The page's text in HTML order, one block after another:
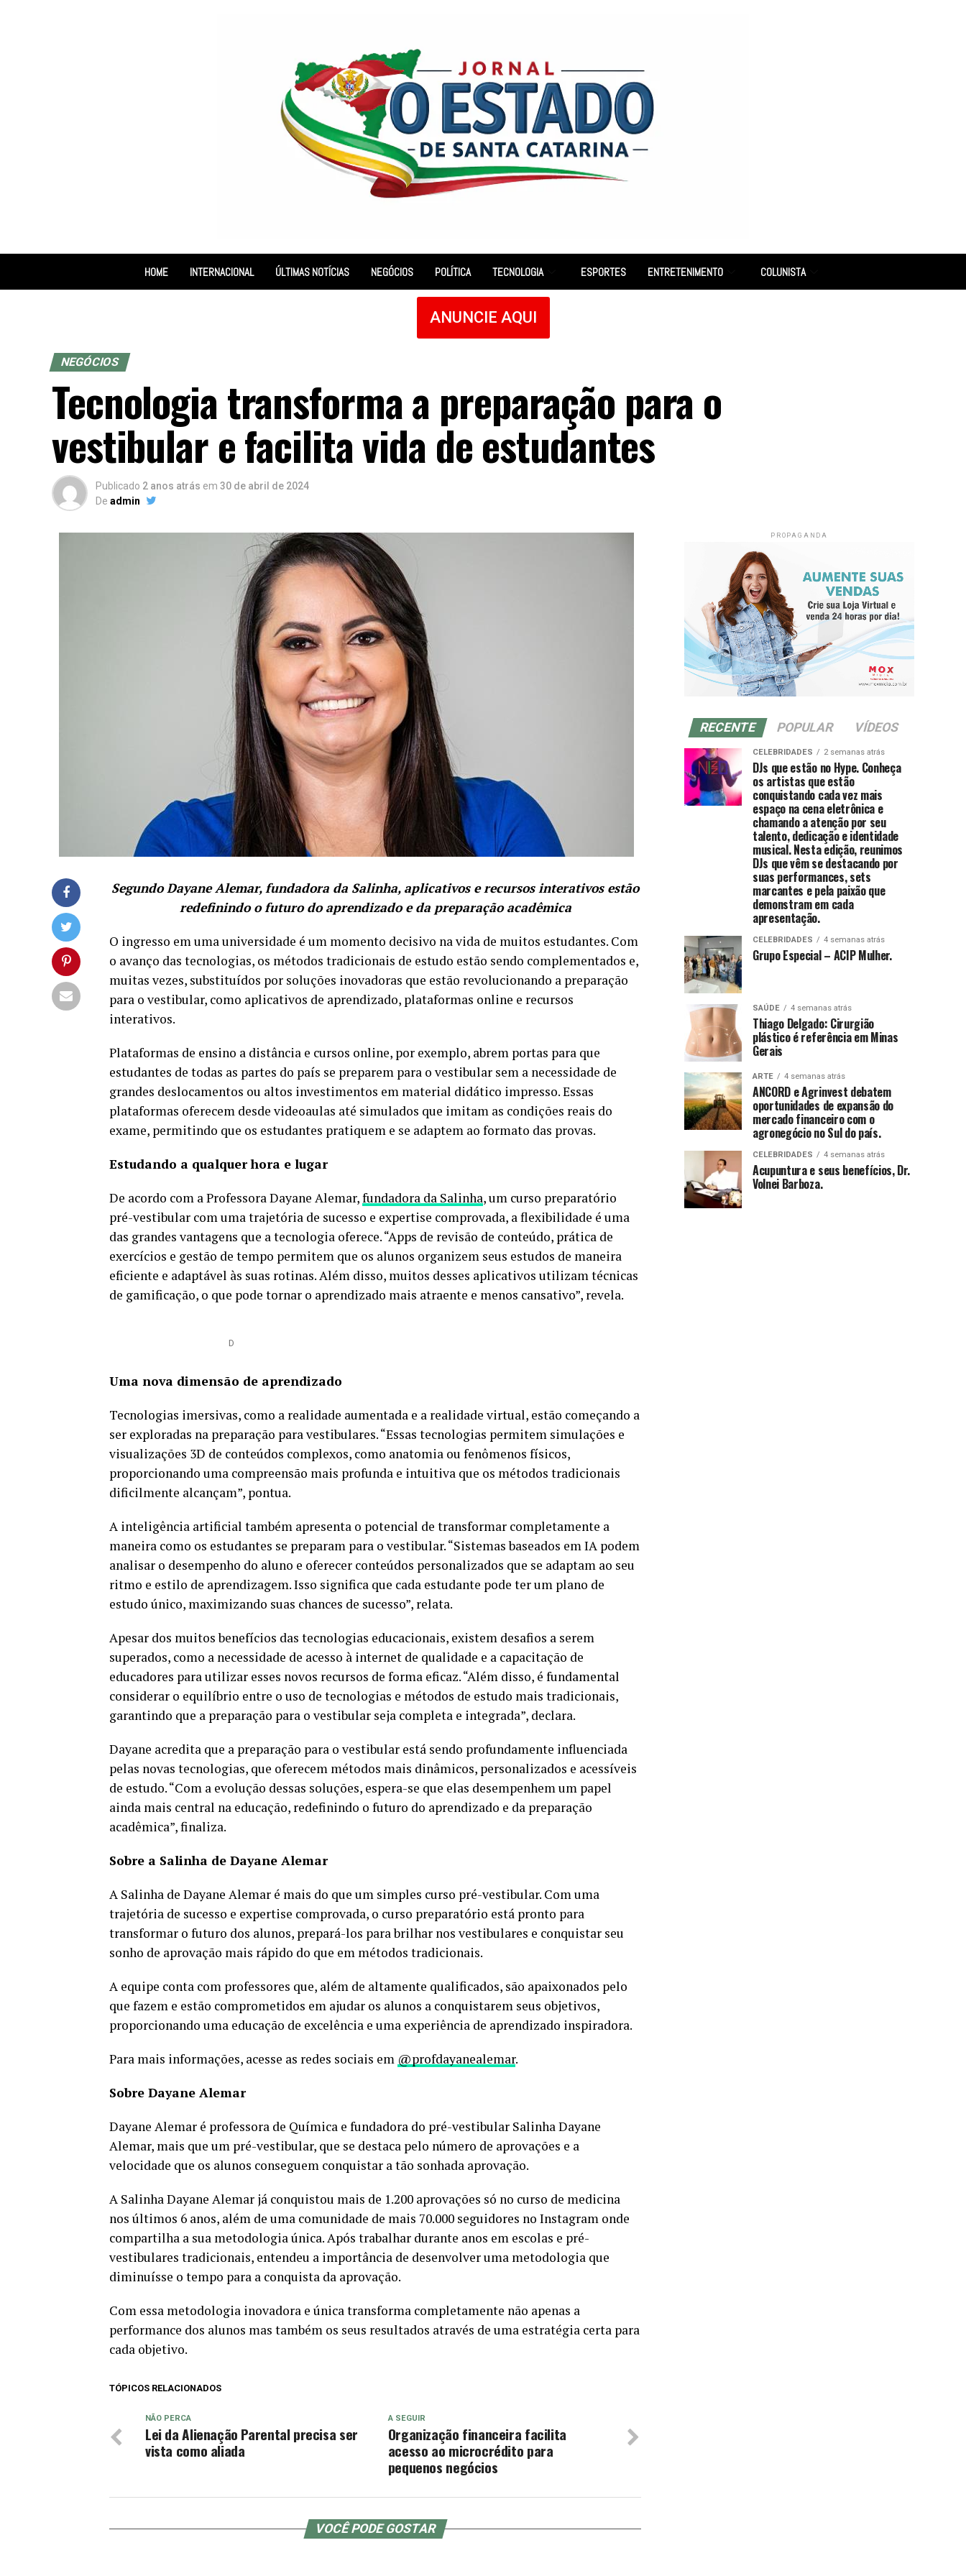
HOME INTERNACIONAL ÚLTIMAS NOTÍCIAS NEGÓCIOS POLÍTICA TECNOLOGIA ESPORTES ENTRETENIMENTO COLUNISTA
ANUNCIE AQUI
NEGÓCIOS
Tecnologia transforma a preparação para o
vestibular e facilita vida de estudantes
Publicado 2 anos atrás em 30 de abril de 2024
De admin
Segundo Dayane Alemar, fundadora da Salinha, aplicativos e recursos interativos estão
redefinindo o futuro do aprendizado e da preparação acadêmica
O ingresso em uma universidade é um momento decisivo na vida de muitos estudantes. Com
o avanço das tecnologias, os métodos tradicionais de estudo estão sendo complementados e,
muitas vezes, substituídos por soluções inovadoras que estão revolucionando a preparação
para o vestibular, como aplicativos de aprendizado, plataformas online e recursos
interativos.
Plataformas de ensino a distância e cursos online, por exemplo, abrem portas para que
estudantes de todas as partes do país se preparem para o vestibular sem a necessidade de
grandes deslocamentos ou altos investimentos em material didático impresso. Essas
plataformas oferecem desde videoaulas até simulados que imitam as condições reais do
exame, permitindo que os estudantes pratiquem e se adaptem ao formato das provas.
Estudando a qualquer hora e lugar
De acordo com a Professora Dayane Alemar,fundadora da Salinha, um curso preparatório
pré-vestibular com uma trajetória de sucesso e expertise comprovada, a flexibilidade é uma
das grandes vantagens que a tecnologia oferece. “Apps de revisão de conteúdo, prática de
exercícios e gestão de tempo permitem que os alunos organizem seus estudos de maneira
eficiente e adaptável às suas rotinas. Além disso, muitos desses aplicativos utilizam técnicas
de gamificação, o que pode tornar o aprendizado mais atraente e menos cansativo”, revela.
D
Uma nova dimensão de aprendizado
Tecnologias imersivas, como a realidade aumentada e a realidade virtual, estão começando a
ser exploradas na preparação para vestibulares. “Essas tecnologias permitem simulações e
visualizações 3D de conteúdos complexos, como anatomia ou fenômenos físicos,
proporcionando uma compreensão mais profunda e intuitiva que os métodos tradicionais
dificilmente alcançam”, pontua.
A inteligência artificial também apresenta o potencial de transformar completamente a
maneira como os estudantes se preparam para o vestibular. “Sistemas baseados em IA podem
analisar o desempenho do aluno e oferecer conteúdos personalizados que se adaptam ao seu
ritmo e estilo de aprendizagem. Isso significa que cada estudante pode ter um plano de
estudo único, maximizando suas chances de sucesso”, relata.
Apesar dos muitos benefícios das tecnologias educacionais, existem desafios a serem
superados, como a necessidade de acesso à internet de qualidade e a capacitação de
educadores para utilizar esses novos recursos de forma eficaz. “Além disso, é fundamental
considerar o equilíbrio entre o uso de tecnologias e métodos de estudo mais tradicionais,
garantindo que a preparação para o vestibular seja completa e integrada”, declara.
Dayane acredita que a preparação para o vestibular está sendo profundamente influenciada
pelas novas tecnologias, que oferecem métodos mais dinâmicos, personalizados e acessíveis
de estudo. “Com a evolução dessas soluções, espera-se que elas desempenhem um papel
ainda mais central na educação, redefinindo o futuro do aprendizado e da preparação
acadêmica”, finaliza.
Sobre a Salinha de Dayane Alemar
A Salinha de Dayane Alemar é mais do que um simples curso pré-vestibular. Com uma
trajetória de sucesso e expertise comprovada, o curso preparatório está pronto para
transformar o futuro dos alunos, prepará-los para brilhar nos vestibulares e conquistar seu
sonho de aprovação mais rápido do que em métodos tradicionais.
A equipe conta com professores que, além de altamente qualificados, são apaixonados pelo
que fazem e estão comprometidos em ajudar os alunos a conquistarem seus objetivos,
proporcionando uma educação de excelência e uma experiência de aprendizado inspiradora.
Para mais informações, acesse as redes sociais em @profdayanealemar.
Sobre Dayane Alemar
Dayane Alemar é professora de Química e fundadora do pré-vestibular Salinha Dayane
Alemar, mais que um pré-vestibular, que se destaca pelo número de aprovações e a
velocidade que os alunos conseguem conquistar a tão sonhada aprovação.
A Salinha Dayane Alemar já conquistou mais de 1.200 aprovações só no curso de medicina
nos últimos 6 anos, além de uma comunidade de mais 70.000 seguidores no Instagram onde
compartilha a sua metodologia única. Após trabalhar durante anos em escolas e pré-
vestibulares tradicionais, entendeu a importância de desenvolver uma metodologia que
diminuísse o tempo para a conquista da aprovação.
Com essa metodologia inovadora e única transforma completamente não apenas a
performance dos alunos mas também os seus resultados através de uma estratégia certa para
cada objetivo.
TÓPICOS RELACIONADOS
A SEGUIR
Organização financeira facilita
acesso ao microcrédito para
pequenos negócios
NÃO PERCA
Lei da Alienação Parental precisa ser
vista como aliada
VOCÊ PODE GOSTAR
PROPAGANDA
RECENTE POPULAR VÍDEOS
CELEBRIDADES 2 semanas atrás
DJs que estão no Hype. Conheça
os artistas que estão
conquistando cada vez mais
espaço na cena eletrônica e
chamando a atenção por seu
talento, dedicação e identidade
musical. Nesta edição, reunimos
DJs que vêm se destacando por
suas performances, sets
marcantes e pela paixão que
demonstram em cada
apresentação.
CELEBRIDADES 4 semanas atrás
Grupo Especial – ACIP Mulher.
SAÚDE 4 semanas atrás
Thiago Delgado: Cirurgião
plástico é referência em Minas
Gerais
ARTE 4 semanas atrás
ANCORD e Agrinvest debatem
oportunidades de expansão do
mercado financeiro com o
agronegócio no Sul do país.
CELEBRIDADES 4 semanas atrás
Acupuntura e seus benefícios, Dr.
Volnei Barboza.